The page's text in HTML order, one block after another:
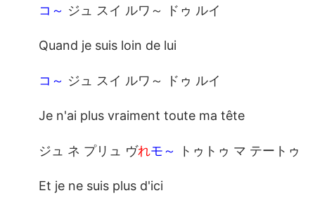
コ～ ジュ スイ ルワ～ ドゥ ルイ
Quand je suis loin de lui
コ～ ジュ スイ ルワ～ ドゥ ルイ
Je n'ai plus vraiment toute ma tête
ジュ ネ プリュ ヴれモ～ トゥトゥ マ テートゥ
Et je ne suis plus d'ici